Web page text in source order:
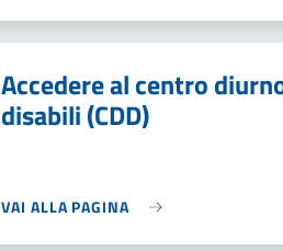
Accedere al centro
disabili (CDD)
VAI ALLA PAGINA